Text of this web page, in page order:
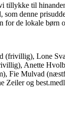
tillykke til
som denne
for de lokale børn
(frivillig), Lone
Anette
Fie Mulvad
Zeiler og